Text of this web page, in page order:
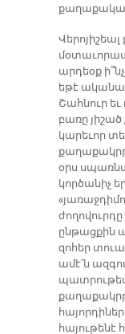
արդեօք
եթէ
Շահնուր եւ
բառը
կարեւոր
օրս
կործանիչ
ընթացքին
զոհեր
ամէ՛ն
հայութենէ